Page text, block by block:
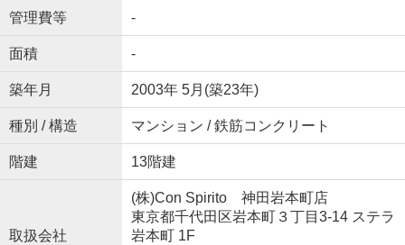
管理費等 -
面積 -
築年月 2003年 5月(築23年)
種別 / 構造 マンション / 鉄筋コンクリート
階建 13階建
取扱会社
(株)Con Spirito 神田岩本町店
東京都千代田区岩本町３丁目3-14 ステラ
岩本町 1F